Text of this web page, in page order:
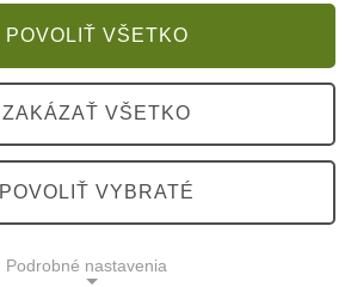
POVOLIŤ VŠETKO
ZAKÁZAŤ VŠETKO
POVOLIŤ VYBRATÉ
Podrobné nastavenia